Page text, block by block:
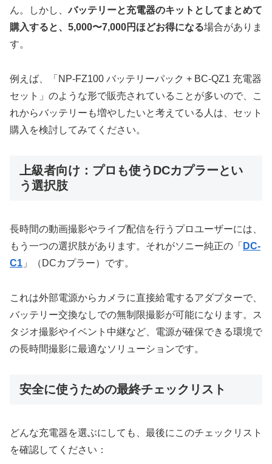
ん。しかし、バッテリーと充電器のキットとしてまとめて
購入すると、5,000〜7,000円ほどお得になる場合がありま
す。
例えば、「NP-FZ100 バッテリーパック + BC-QZ1 充電器
セット」のような形で販売されていることが多いので、こ
れからバッテリーも増やしたいと考えている人は、セット
購入を検討してみてください。
上級者向け：プロも使うDCカプラーとい
う選択肢
長時間の動画撮影やライブ配信を行うプロユーザーには、
もう一つの選択肢があります。それがソニー純正の「 DC-
C1 」（DCカプラー）です。
これは外部電源からカメラに直接給電するアダプターで、
バッテリー交換なしでの無制限撮影が可能になります。ス
タジオ撮影やイベント中継など、電源が確保できる環境で
の長時間撮影に最適なソリューションです。
安全に使うための最終チェックリスト
どんな充電器を選ぶにしても、最後にこのチェックリスト
を確認してください：